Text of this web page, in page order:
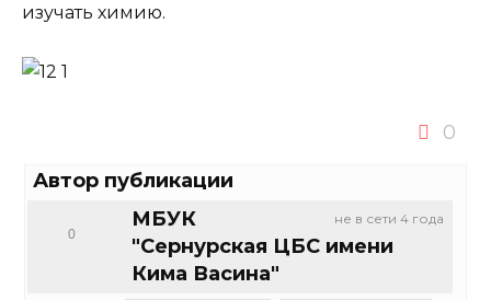
изучать химию.
0
Автор публикации
не в сети 4 года
МБУК
"Сернурская ЦБС имени
Кима Васина"
0